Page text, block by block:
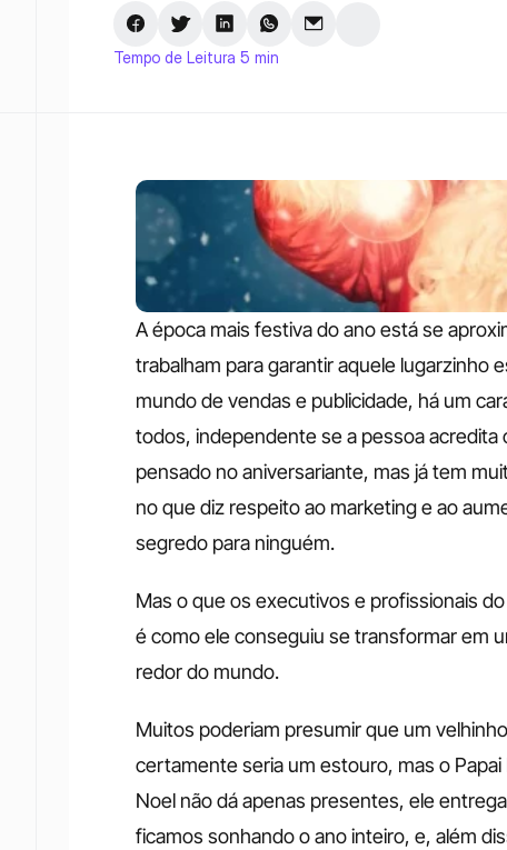
Tempo de Leitura 5 min
A época mais festiva do ano está se
trabalham para garantir aquele lugarzinho
mundo de vendas e publicidade, há um
todos, independente se a pessoa acredita
pensado no aniversariante, mas já tem
no que diz respeito ao marketing e ao
segredo para ninguém.
Mas o que os executivos e profissionais
é como ele conseguiu se transformar em
redor do mundo.
Muitos poderiam presumir que um
certamente seria um estouro, mas o
Noel não dá apenas presentes, ele entrega
ficamos sonhando o ano inteiro, e, além